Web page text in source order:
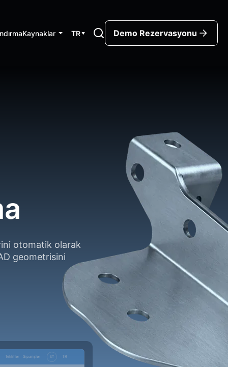
Kaynaklar TR ▼ Demo Rezervasyonu
otomatik olarak
geometrisini